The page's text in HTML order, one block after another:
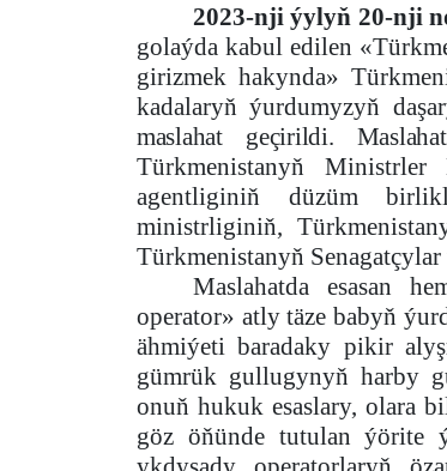
2023-nji ýylyň 20-nji
golaýda kabul edilen
girizmek hakynda»
kadalaryň ýurdumyzyň
maslahat geçirildi.
Türkmenistanyň
agentliginiň düzüm
ministrliginiň,
Türkmenistanyň
Maslahatda esasan
operator» atly täze babyň
ähmiýeti baradaky pikir
gümrük gullugynyň harby
onuň hukuk esaslary, olara
göz öňünde tutulan ýörite